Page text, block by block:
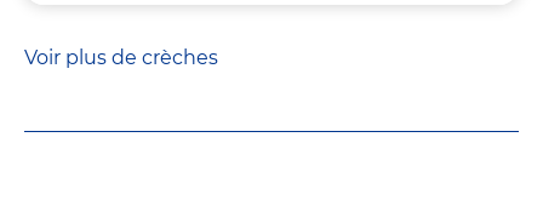
Voir plus de crèches